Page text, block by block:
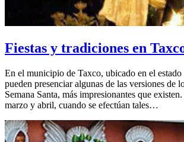
Fiestas y tradiciones en
En el municipio de Taxco, ubicado en el estado
pueden presenciar algunas de las versiones de
Semana Santa, más impresionantes que
marzo y abril, cuando se efectúan tales…